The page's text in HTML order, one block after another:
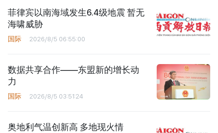
菲律宾以南海域发生6.4级地震 暂无
海啸威胁
国际 2026/8/5 06:55:00
数据共享合作——东盟新的增长动
力
国际 2026/8/5 03:51:24
奥地利气温创新高 多地现火情